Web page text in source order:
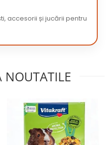
accesorii și jucării pentru
NOUTATILE